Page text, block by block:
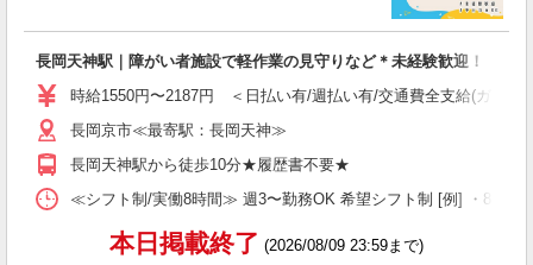
長岡天神駅｜障がい者施設で軽作業の見守りなど＊未経験歓迎！
時給1550円〜2187円 ＜日払い有/週払い有/交通費全支給(ガソリ
長岡京市≪最寄駅：長岡天神≫
長岡天神駅から徒歩10分★履歴書不要★
≪シフト制/実働8時間≫ 週3〜勤務OK 希望シフト制 [例] ・8:00
本日掲載終了 (2026/08/09 23:59まで)